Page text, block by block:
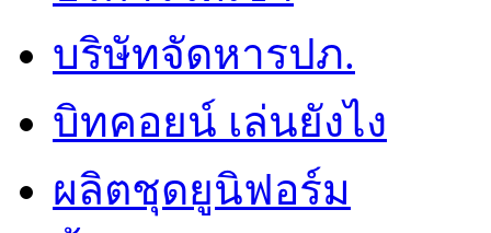
บริษัทจัดหารปภ.
บิทคอยน์ เล่นยังไง
ผลิตชุดยูนิฟอร์ม